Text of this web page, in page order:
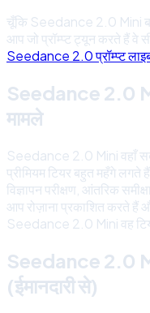
चूँकि Seedance 2.0 Mini बड़े
आप जो प्रॉम्प्ट ट्यून करते हैं वे
Seedance 2.0 प्रॉम्प्ट
Seedance 2.0
मामले
Seedance 2.0 Mini वहाँ
प्रीमियम टियर बहुत महँगे
विज्ञापन परीक्षण, आंतरिक
आप रोज़ाना प्रकाशित करते हैं
Seedance 2.0 Mini वह
Seedance 2.0
(ईमानदारी से)